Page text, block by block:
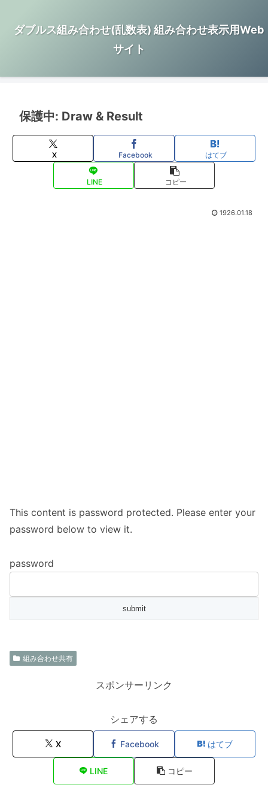
ダブルス組み合わせ(乱数表) 組み合わせ表示用Web
サイト
保護中: Draw & Result
X Facebook はてブ
LINE コピー
1926.01.18
This content is password protected. Please enter your
password below to view it.
password
組み合わせ共有
スポンサーリンク
シェアする
X Facebook はてブ
LINE コピー